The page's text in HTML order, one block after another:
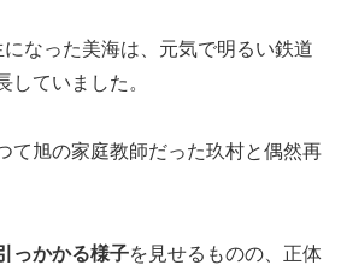
になった美海は、元気で明るい鉄道
していました。
て旭の家庭教師だった玖村と偶然再
っかかる様子を見せるものの、正体